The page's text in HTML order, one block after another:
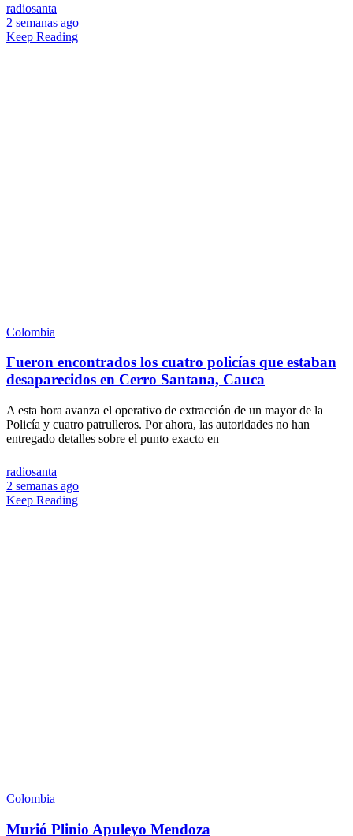
radiosanta
2 semanas ago
Keep Reading
Colombia
Fueron encontrados los cuatro policías que estaban
desaparecidos en Cerro Santana, Cauca
A esta hora avanza el operativo de extracción de un mayor de la
Policía y cuatro patrulleros. Por ahora, las autoridades no han
entregado detalles sobre el punto exacto en
radiosanta
2 semanas ago
Keep Reading
Colombia
Murió Plinio Apuleyo Mendoza